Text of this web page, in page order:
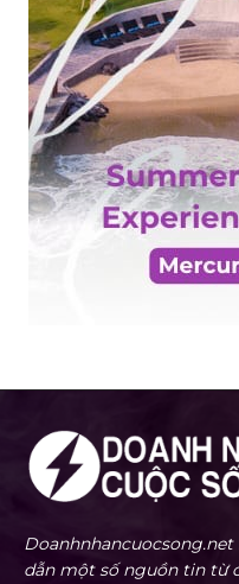
dẫn một số nguồn tin từ